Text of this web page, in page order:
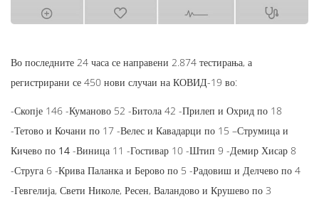
Во последните 24 часа се направени 2.874 тестирања, а
регистрирани се 450 нови случаи на КОВИД-19 во:
-Скопје 146 -Куманово 52 -Битола 42 -Прилеп и Охрид по 18
-Тетово и Кочани по 17 -Велес и Кавадарци по 15 –Струмица и
Кичево по 14 -Виница 11 -Гостивар 10 -Штип 9 -Демир Хисар 8
-Струга 6 -Крива Паланка и Берово по 5 -Радовиш и Делчево по 4
-Гевгелија, Свети Николе, Ресен, Валандово и Крушево по 3